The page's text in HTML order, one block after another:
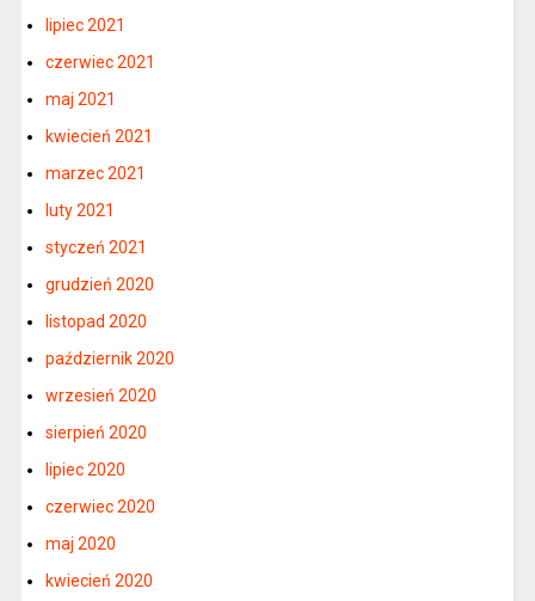
lipiec 2021
czerwiec 2021
maj 2021
kwiecień 2021
marzec 2021
luty 2021
styczeń 2021
grudzień 2020
listopad 2020
październik 2020
wrzesień 2020
sierpień 2020
lipiec 2020
czerwiec 2020
maj 2020
kwiecień 2020